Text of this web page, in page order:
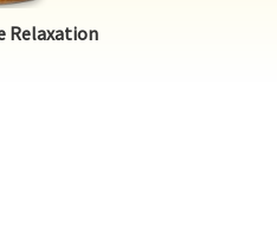
Relaxation